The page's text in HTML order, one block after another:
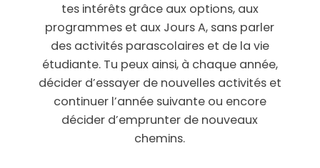
tes intérêts grâce aux options, aux
programmes et aux Jours A, sans parler
des activités parascolaires et de la vie
étudiante. Tu peux ainsi, à chaque année,
décider d’essayer de nouvelles activités et
continuer l’année suivante ou encore
décider d’emprunter de nouveaux
chemins.